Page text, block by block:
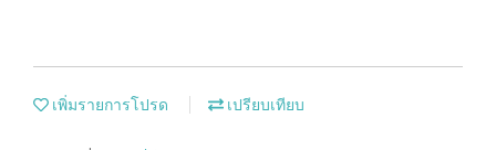
เพิ่มรายการโปรด เปรียบเทียบ